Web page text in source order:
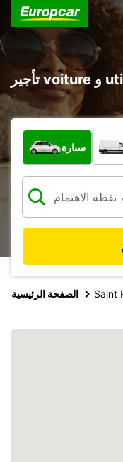
ما نوع المركبة؟
سيارة
الصفحة الرئيسية Saint